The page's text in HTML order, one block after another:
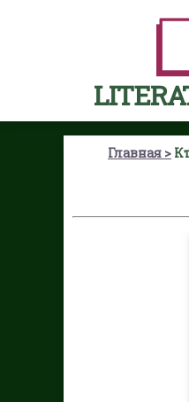
Главная